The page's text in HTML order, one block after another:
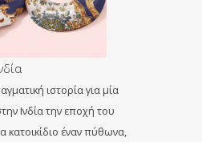
ιστορία για μία
Ινδία την εποχή του
κατοικίδιο έναν πύθωνα,